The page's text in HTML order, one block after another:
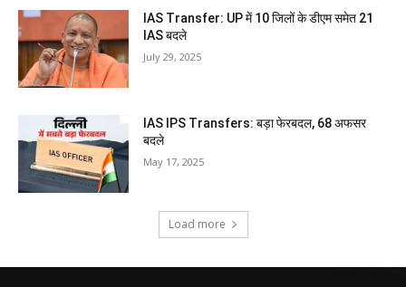
IAS Transfer: UP में 10 जिलों के डीएम समेत 21
IAS बदले
July 29, 2025
IAS IPS Transfers: बड़ा फेरबदल, 68 अफसर
बदले
May 17, 2025
Load more